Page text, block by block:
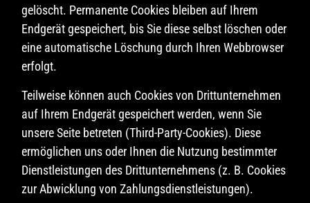
gelöscht. Permanente Cookies bleiben auf Ihrem
Endgerät gespeichert, bis Sie diese selbst löschen oder
eine automatische Löschung durch Ihren Webbrowser
erfolgt.
Teilweise können auch Cookies von Drittunternehmen
auf Ihrem Endgerät gespeichert werden, wenn Sie
unsere Seite betreten (Third-Party-Cookies). Diese
ermöglichen uns oder Ihnen die Nutzung bestimmter
Dienstleistungen des Drittunternehmens (z. B. Cookies
zur Abwicklung von Zahlungsdienstleistungen).